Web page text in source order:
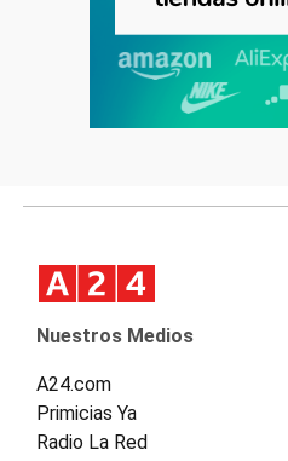
Nuestros Medios
A24.com
Primicias Ya
Radio La Red